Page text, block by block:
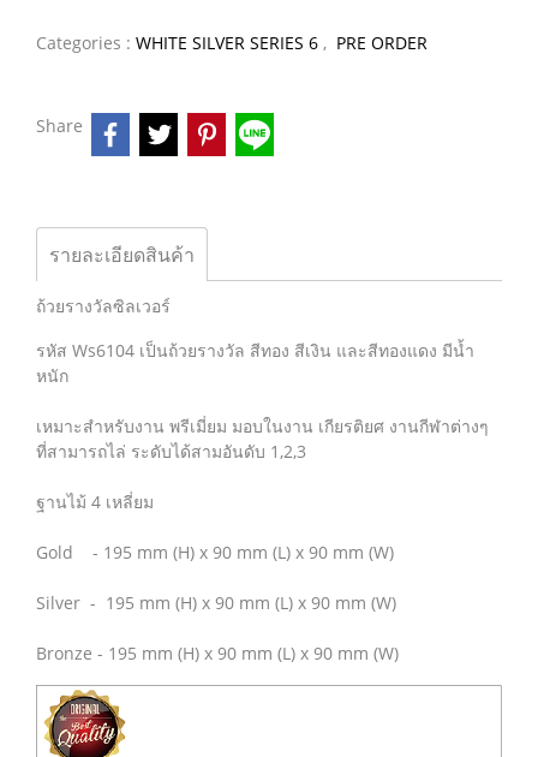
Categories : WHITE SILVER SERIES 6 , PRE ORDER
Share
รายละเอียดสินค้า
ถ้วยรางวัลซิลเวอร์
รหัส Ws6104 เป็นถ้วยรางวัล สีทอง สีเงิน และสีทองแดง มีน้ำ
หนัก
เหมาะสำหรับงาน พรีเมี่ยม มอบในงาน เกียรติยศ งานกีฬาต่างๆ
ที่สามารถไล่ ระดับได้สามอันดับ 1,2,3
ฐานไม้ 4 เหลี่ยม
Gold - 195 mm (H) x 90 mm (L) x 90 mm (W)
Silver - 195 mm (H) x 90 mm (L) x 90 mm (W)
Bronze - 195 mm (H) x 90 mm (L) x 90 mm (W)